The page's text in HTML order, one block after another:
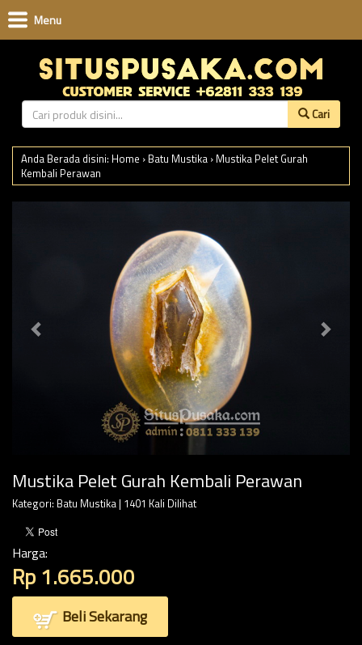
Cari
Menu
Anda Berada disini: Home › Batu Mustika › Mustika Pelet Gurah
Kembali Perawan
Mustika Pelet Gurah Kembali Perawan
Kategori: Batu Mustika | 1401 Kali Dilihat
Harga:
Rp 1.665.000
Beli Sekarang